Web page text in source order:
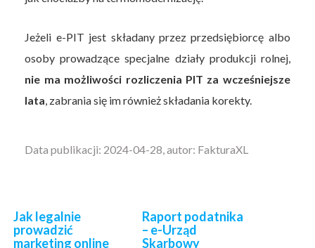
Jeżeli e-PIT jest składany przez przedsiębiorcę albo
osoby prowadzące specjalne działy produkcji rolnej,
nie ma możliwości rozliczenia PIT za wcześniejsze
lata , zabrania się im również składania korekty.
Data publikacji: 2024-04-28, autor: FakturaXL
Jak legalnie
prowadzić
marketing online
Raport podatnika
– e-Urząd
Skarbowy